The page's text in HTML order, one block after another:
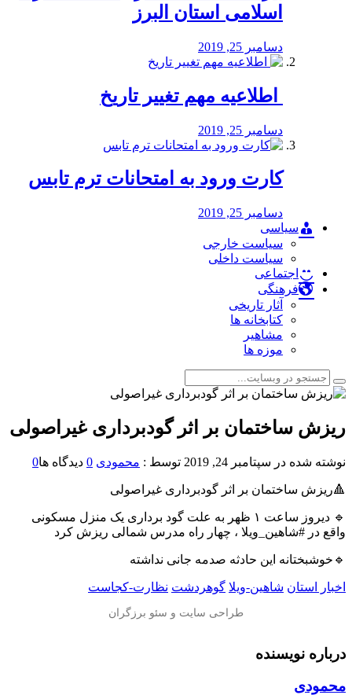
اسلامی استان البرز
دسامبر 25, 2019
️ اطلاعیه مهم تغییر تاریخ
دسامبر 25, 2019
کارت ورود به امتحانات ترم تابس
دسامبر 25, 2019
سیاسی
سیاست خارجی
سیاست داخلی
اجتماعی
فرهنگی
آثار تاریخی
کتابخانه ها
مشاهیر
موزه ها
ریزش ساختمان بر اثر گودبرداری غیراصولی
نوشته شده در سپتامبر 24, 2019 توسط : محمودی 0 دیدگاه ها0
🔺ریزش ساختمان بر اثر گودبرداری غیراصولی
🔹 دیروز ساعت ۱ ظهر به علت گود برداری یک منزل مسکونی
واقع در #شاهین_ویلا ، چهار راه مدرس شمالی ریزش کرد
🔹خوشبختانه این حادثه صدمه جانی نداشته
اخبار استان شاهین-ویلا گوهردشت نظارت-کجاست
درباره نویسنده
محمودی